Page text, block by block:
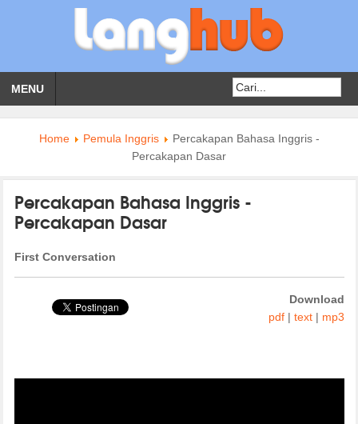
MENU
Home Pemula Inggris
Percakapan Bahasa Inggris -
Percakapan Dasar
Percakapan Bahasa Inggris -
Percakapan Dasar
First Conversation
Download
pdf| text| mp3